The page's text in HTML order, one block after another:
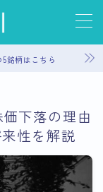
銘柄はこちら
下落の理由
性を解説